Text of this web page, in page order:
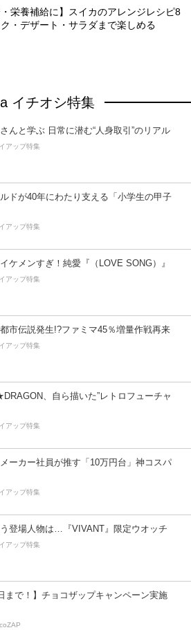
・栄養補給に】スイカのアレンジレシピ8
・デザート・サラダまで楽しめる
イチオシ特集
んと学ぶ 日常に潜む“人身取引”のリアル
アップ特集
ドが40年にわたり支える「小学生の甲子
アップ特集
ケメンすぎ！純愛『（LOVE SONG）』
アップ特集
市伝説発生!?ファミマ45％増量作戦再来
アップ特集
、自ら描いた”レトロフューチャ
アップ特集
メーカー社員が推す「10万円台」神コスパ
アップ特集
登場人物は…『VIVANT』限定ウオッチ
アップ特集
まで！】チョコザップキャンペーン実施